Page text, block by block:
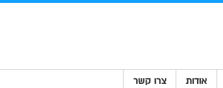
אודות צרו קשר